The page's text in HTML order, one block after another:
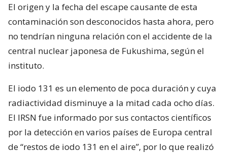
El origen y la fecha del escape causante de esta
contaminación son desconocidos hasta ahora, pero
no tendrían ninguna relación con el accidente de la
central nuclear japonesa de Fukushima, según el
instituto.
El iodo 131 es un elemento de poca duración y cuya
radiactividad disminuye a la mitad cada ocho días.
El IRSN fue informado por sus contactos científicos
por la detección en varios países de Europa central
de “restos de iodo 131 en el aire”, por lo que realizó